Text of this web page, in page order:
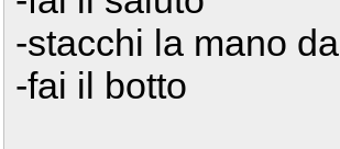
-stacchi la mano
-fai il botto